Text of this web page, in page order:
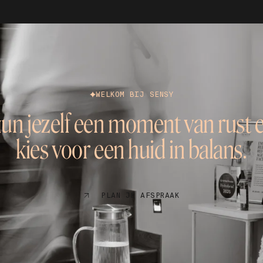
WELKOM BIJ SENSY
jezelf een moment van rust
kies voor een huid in balans.
PLAN JE AFSPRAAK